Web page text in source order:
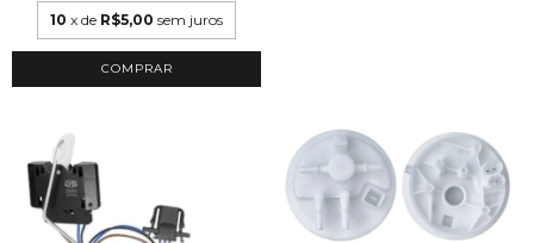
10 x de R$5,00 sem juros